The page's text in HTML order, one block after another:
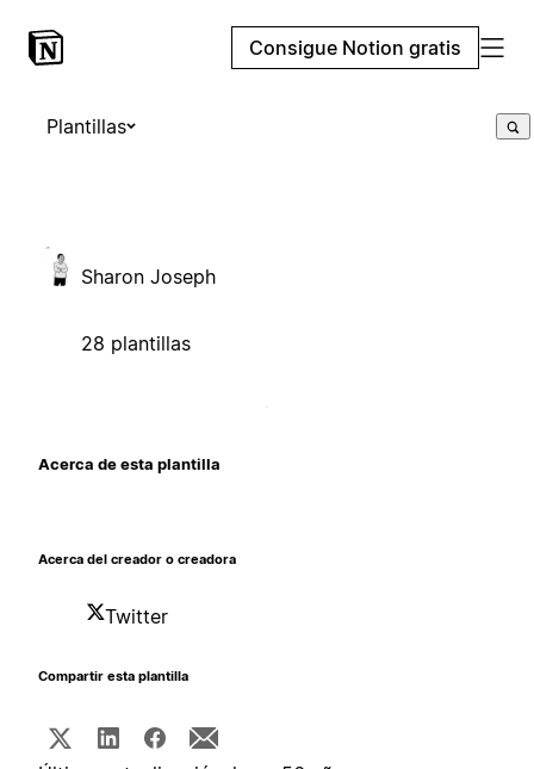
Consigue Notion gratis
Plantillas
Sharon Joseph
28 plantillas
Acerca de esta plantilla
Acerca del creador o creadora
Twitter
Compartir esta plantilla